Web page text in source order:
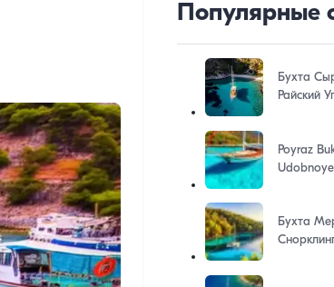
Популярные
Бухта
Райский
Poyraz
Бухта